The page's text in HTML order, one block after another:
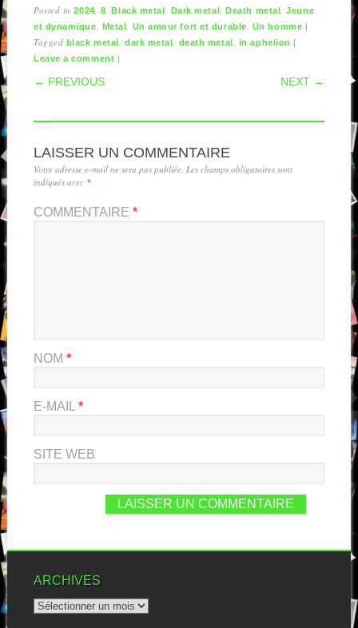
Posted in2024, 8,Black metal, Dark metal,Death metal,Jeune
et dynamique, Metal, Un amour fort et durable, Un homme |
Tagged black metal, dark metal, death metal, in aphelion |
Leave a comment |
POST NAVIGATION
← PREVIOUS NEXT →
LAISSER UN COMMENTAIRE
Votre adresse e-mail ne sera pas publiée. Les champs obligatoires sont
indiqués avec *
COMMENTAIRE *
NOM *
E-MAIL *
SITE WEB
ARCHIVES